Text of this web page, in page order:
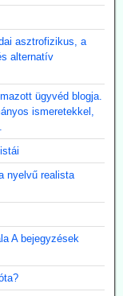
asztrofizikus, a
alternatív
ügyvéd blogja.
ismeretekkel,
nyelvű realista
A bejegyzések